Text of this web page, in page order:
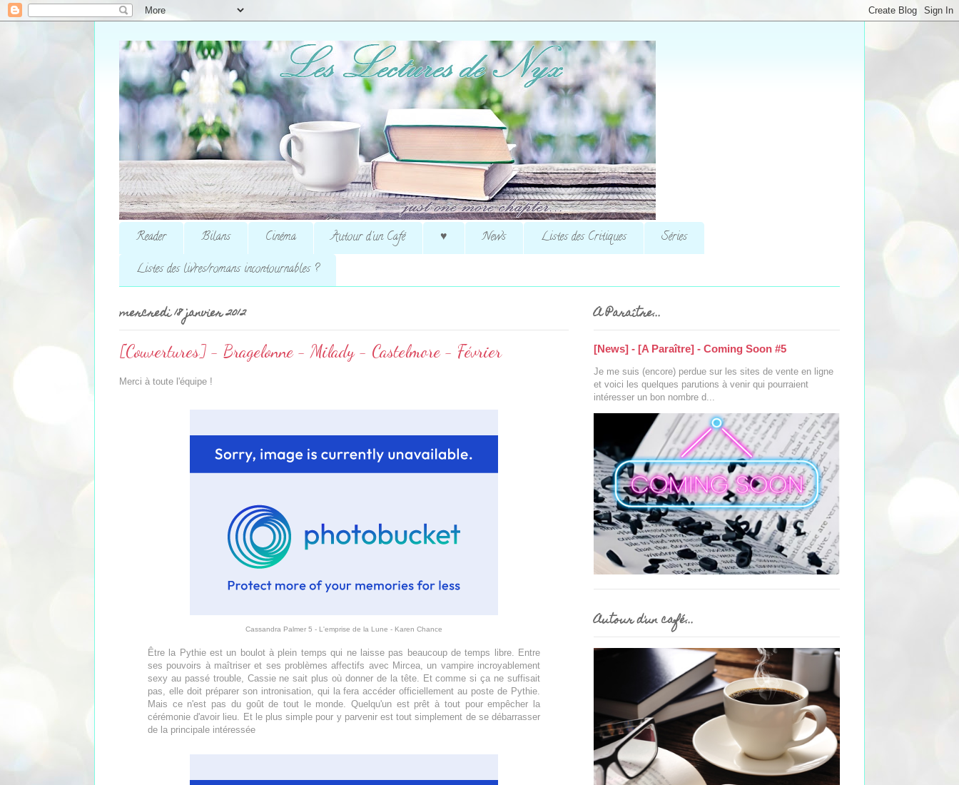
Reader Bilans Cinéma Autour d'un Café ♥ News Listes des Critiques
Séries
Listes des livres/romans incontournables ?
mercredi 18 janvier 2012
[Couvertures] - Bragelonne - Milady - Castelmore - Février
Merci à toute l'équipe !
Cassandra Palmer 5 - L'emprise de la Lune - Karen Chance
Être la Pythie est un boulot à plein temps qui ne laisse pas beaucoup de temps libre. Entre
ses pouvoirs à maîtriser et ses problèmes affectifs avec Mircea, un vampire incroyablement
sexy au passé trouble, Cassie ne sait plus où donner de la tête. Et comme si ça ne suffisait
pas, elle doit préparer son intronisation, qui la fera accéder officiellement au poste de Pythie.
Mais ce n'est pas du goût de tout le monde. Quelqu'un est prêt à tout pour empêcher la
cérémonie d'avoir lieu. Et le plus simple pour y parvenir est tout simplement de se débarrasser
de la principale intéressée
A Paraître...
[News] - [A Paraître] - Coming Soon #5
Je me suis (encore) perdue sur les sites de vente en ligne
et voici les quelques parutions à venir qui pourraient
intéresser un bon nombre d...
Autour d'un café...